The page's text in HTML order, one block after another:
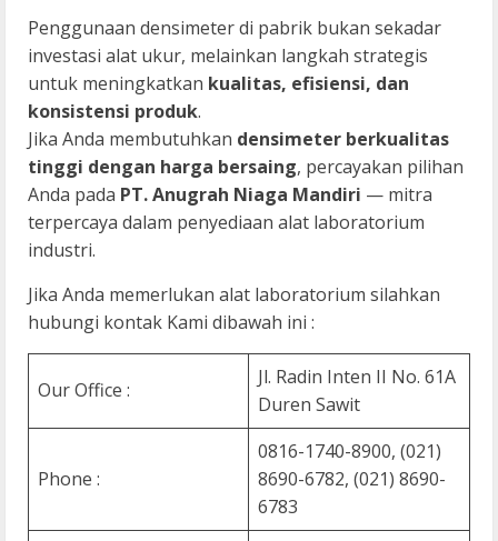
Penggunaan densimeter di pabrik bukan sekadar
investasi alat ukur, melainkan langkah strategis
untuk meningkatkan kualitas, efisiensi, dan
konsistensi produk.
Jika Anda membutuhkan densimeter berkualitas
tinggi dengan harga bersaing, percayakan pilihan
Anda pada PT. Anugrah Niaga Mandiri — mitra
terpercaya dalam penyediaan alat laboratorium
industri.
Jika Anda memerlukan alat laboratorium silahkan
hubungi kontak Kami dibawah ini :
Our Office :
Jl. Radin Inten II No. 61A
Duren Sawit
Phone :
0816-1740-8900, (021)
8690-6782, (021) 8690-
6783